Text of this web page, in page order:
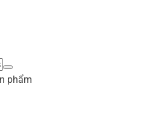
phẩm